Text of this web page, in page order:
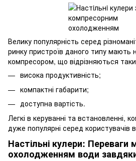
Велику популярність серед
ринку пристроїв даного типу мають
компресором, що відрізняються
висока продуктивність;
компактні габарити;
доступна вартість.
Легкі в керуванні та встановленні,
дуже популярні серед користувачів в
Настільні кулери: Переваги
охолодженням води